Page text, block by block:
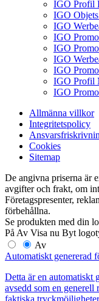
IGO Profil
IGO
IGO
IGO
IGO
IGO
IGO
IGO Profil
IGO
Allmänna villkor
Integritetspolicy
Cookies
Sitemap
De angivna priserna är
avgifter och frakt, om
Företagspresenter,
förbehållna.
Se produkten med din
På Av Visa nu Byt
Av
Automatiskt genererad
Detta är en automatiskt
avsedd som en generell